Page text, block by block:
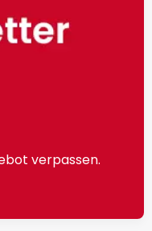
verpassen.